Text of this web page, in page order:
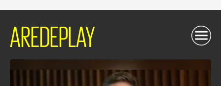
AREDEPLAY